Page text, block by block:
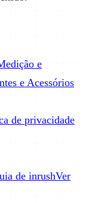
e
e Acessórios
de privacidade
de inrushVer